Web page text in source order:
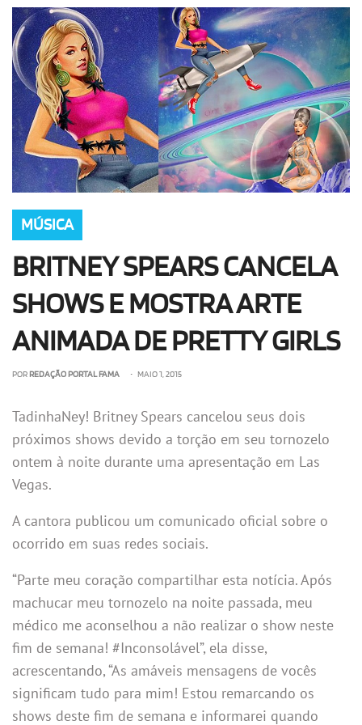
OLHA ISSO! EU QUERO!
MÚSICA
BRITNEY SPEARS CANCELA
SHOWS E MOSTRA ARTE
ANIMADA DE PRETTY GIRLS
POR REDAÇÃO PORTAL FAMA • MAIO 1, 2015
TadinhaNey! Britney Spears cancelou seus dois
próximos shows devido a torção em seu tornozelo
ontem à noite durante uma apresentação em Las
Vegas.
A cantora publicou um comunicado oficial sobre o
ocorrido em suas redes sociais.
“Parte meu coração compartilhar esta notícia. Após
machucar meu tornozelo na noite passada, meu
médico me aconselhou a não realizar o show neste
fim de semana! #Inconsolável”, ela disse,
acrescentando, “As amáveis mensagens de vocês
significam tudo para mim! Estou remarcando os
shows deste fim de semana e informarei quando